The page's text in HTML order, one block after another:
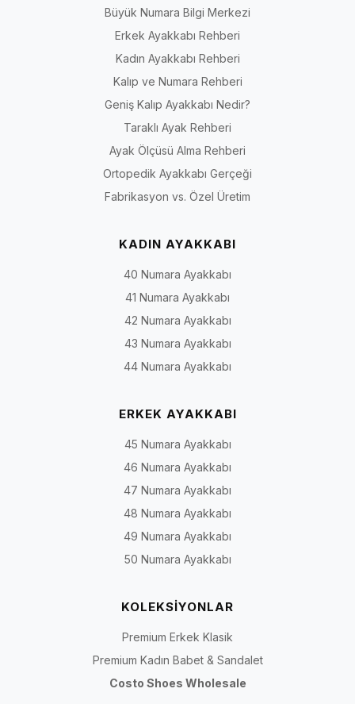
Büyük Numara Bilgi Merkezi
Erkek Ayakkabı Rehberi
Kadın Ayakkabı Rehberi
Kalıp ve Numara Rehberi
Geniş Kalıp Ayakkabı Nedir?
Taraklı Ayak Rehberi
Ayak Ölçüsü Alma Rehberi
Ortopedik Ayakkabı Gerçeği
Fabrikasyon vs. Özel Üretim
KADIN AYAKKABI
40 Numara Ayakkabı
41 Numara Ayakkabı
42 Numara Ayakkabı
43 Numara Ayakkabı
44 Numara Ayakkabı
ERKEK AYAKKABI
45 Numara Ayakkabı
46 Numara Ayakkabı
47 Numara Ayakkabı
48 Numara Ayakkabı
49 Numara Ayakkabı
50 Numara Ayakkabı
KOLEKSİYONLAR
Premium Erkek Klasik
Premium Kadın Babet & Sandalet
Costo Shoes Wholesale